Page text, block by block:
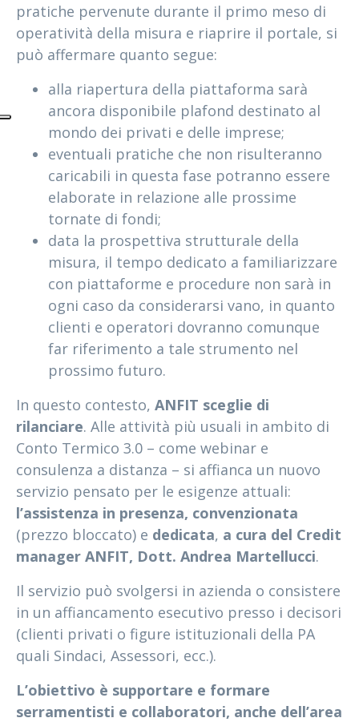
pratiche pervenute durante il primo meso di
operatività della misura e riaprire il portale, si
può affermare quanto segue:
alla riapertura della piattaforma sarà
ancora disponibile plafond destinato al
mondo dei privati e delle imprese;
eventuali pratiche che non risulteranno
caricabili in questa fase potranno essere
elaborate in relazione alle prossime
tornate di fondi;
data la prospettiva strutturale della
misura, il tempo dedicato a familiarizzare
con piattaforme e procedure non sarà in
ogni caso da considerarsi vano, in quanto
clienti e operatori dovranno comunque
far riferimento a tale strumento nel
prossimo futuro.
In questo contesto, ANFIT sceglie di
rilanciare. Alle attività più usuali in ambito di
Conto Termico 3.0 – come webinar e
consulenza a distanza – si affianca un nuovo
servizio pensato per le esigenze attuali:
l’assistenza in presenza, convenzionata
(prezzo bloccato) e dedicata, a cura del Credit
manager ANFIT, Dott. Andrea Martellucci.
Il servizio può svolgersi in azienda o consistere
in un affiancamento esecutivo presso i decisori
(clienti privati o figure istituzionali della PA
quali Sindaci, Assessori, ecc.).
L’obiettivo è supportare e formare
serramentisti e collaboratori, anche dell’area